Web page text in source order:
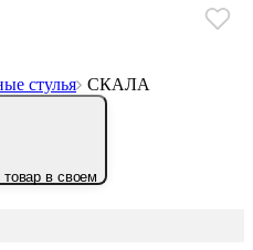
стулья СКАЛА
товар в своем